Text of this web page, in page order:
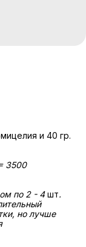
и 40 гр.
3500
по 2 - 4шт.
но лучше